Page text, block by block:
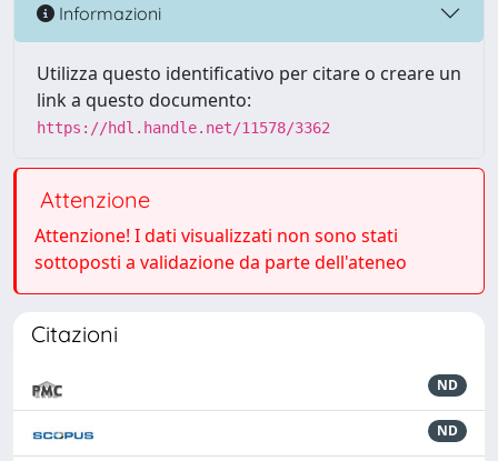
Informazioni
Utilizza questo identificativo per citare o creare un
link a questo documento:
https://hdl.handle.net/11578/3362
Attenzione
Attenzione! I dati visualizzati non sono stati
sottoposti a validazione da parte dell'ateneo
Citazioni
ND
ND